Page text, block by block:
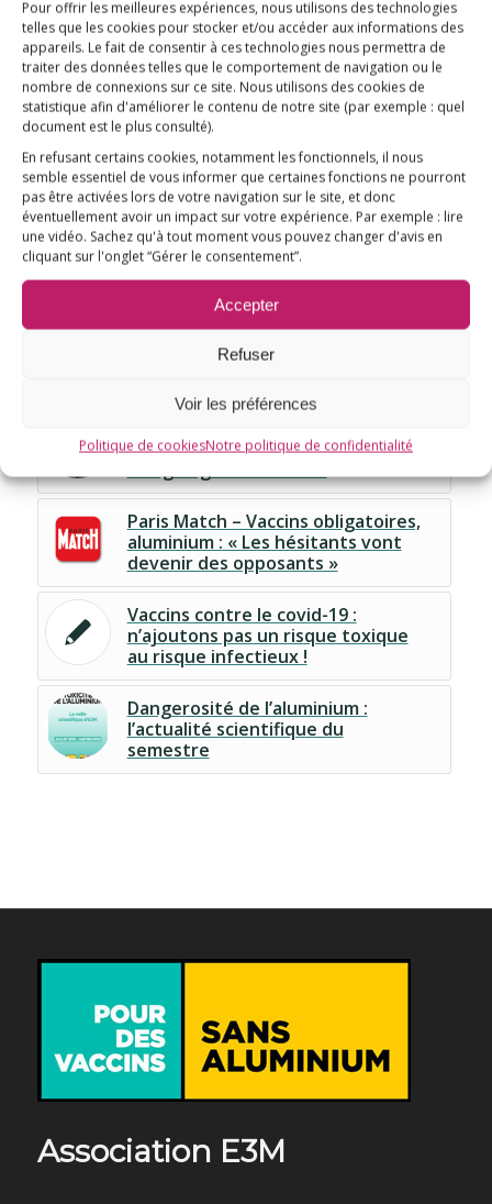
Pour offrir les meilleures expériences, nous utilisons des technologies
telles que les cookies pour stocker et/ou accéder aux informations des
appareils. Le fait de consentir à ces technologies nous permettra de
traiter des données telles que le comportement de navigation ou le
nombre de connexions sur ce site. Nous utilisons des cookies de
statistique afin d'améliorer le contenu de notre site (par exemple : quel
document est le plus consulté).
En refusant certains cookies, notamment les fonctionnels, il nous
semble essentiel de vous informer que certaines fonctions ne pourront
pas être activées lors de votre navigation sur le site, et donc
éventuellement avoir un impact sur votre expérience. Par exemple : lire
une vidéo. Sachez qu'à tout moment vous pouvez changer d'avis en
cliquant sur l'onglet “Gérer le consentement”.
Accepter
Refuser
Voir les préférences
Politique de cookiesNotre politique de confidentialité
Vous aimerez peut-être aussi
LCI – Vaccins : faut-il avoir peur de
l’aluminium ?
[Désintox] L’agence du
médicament doit mettre à jour ses
données sur la myofasciite à
l’aluminium vaccinal est disponible
Paris Match – Vaccins obligatoires,
aluminium : « Les hésitants vont
devenir des opposants »
Vaccins contre le covid-19 :
n’ajoutons pas un risque toxique
au risque infectieux !
Dangerosité de l’aluminium :
l’actualité scientifique du
semestre
Association E3M